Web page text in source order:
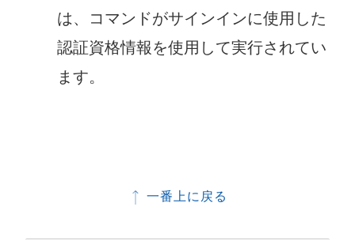
は、コマンドがサインインに使用した
認証資格情報を使用して実行されてい
ます。
一番上に戻る